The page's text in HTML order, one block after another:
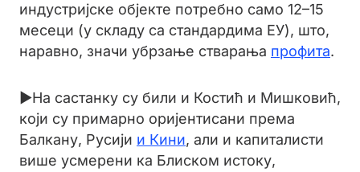
индустријске објекте потребно само 12–15
месеци (у складу са стандардима ЕУ), што,
наравно, значи убрзање стварања профита.
►На састанку су били и Костић и Мишковић,
који су примарно оријентисани према
Балкану, Русији и Кини, али и капиталисти
више усмерени ка Блиском истоку,